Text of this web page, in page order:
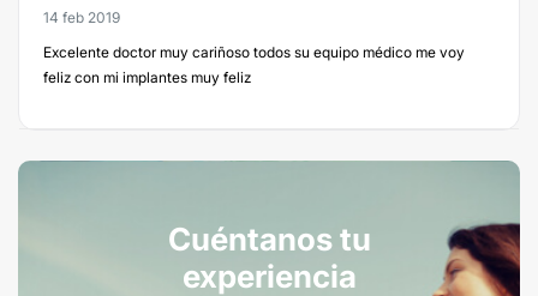
14 feb 2019
Excelente doctor muy cariñoso todos su equipo médico me voy
feliz con mi implantes muy feliz
Cuéntanos tu
experiencia